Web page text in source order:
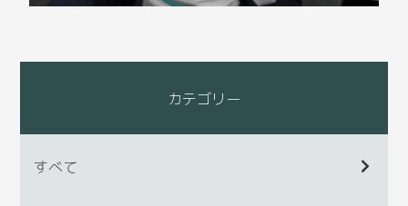
カテゴリー
すべて